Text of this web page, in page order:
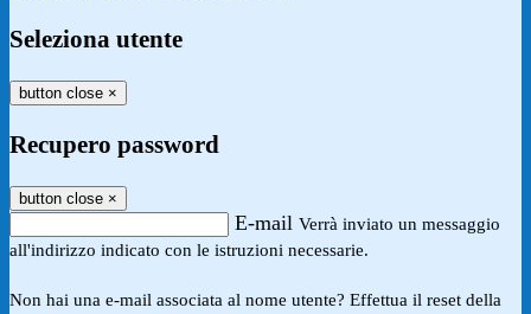
Seleziona utente
button close ×
Recupero password
button close ×
E-mail Verrà inviato un messaggio
all'indirizzo indicato con le istruzioni necessarie.
Non hai una e-mail associata al nome utente? Effettua il reset della